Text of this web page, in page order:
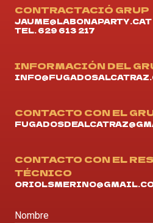
CONTRACTACIÓ GRUP
JAUME@LABONAPARTY.CAT
TEL. 629 613 217
INFORMACIÓN DEL
CONTACTO CON EL
CONTACTO CON EL
TÉCNICO
Nombre